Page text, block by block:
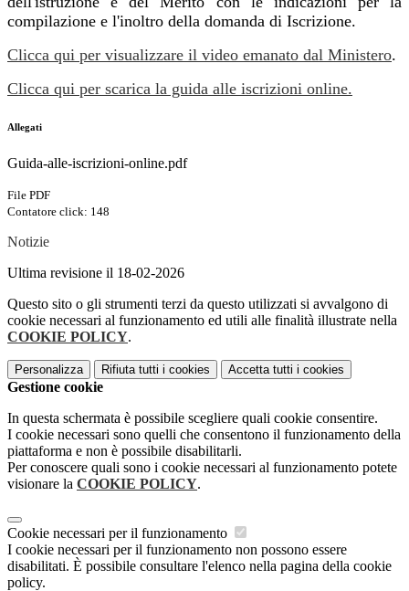
compilazione e l'inoltro della domanda di Iscrizione.
Clicca qui per visualizzare il video emanato dal Ministero.
Clicca qui per scarica la guida alle iscrizioni online.
Allegati
Guida-alle-iscrizioni-online.pdf
File PDF
Contatore click: 148
Notizie
Ultima revisione il 18-02-2026
Questo sito o gli strumenti terzi da questo utilizzati si avvalgono di
cookie necessari al funzionamento ed utili alle finalità illustrate nella
COOKIE POLICY.
Personalizza Rifiuta tutti i cookies Accetta tutti i cookies
Gestione cookie
In questa schermata è possibile scegliere quali cookie consentire.
I cookie necessari sono quelli che consentono il funzionamento della
piattaforma e non è possibile disabilitarli.
Per conoscere quali sono i cookie necessari al funzionamento potete
visionare la COOKIE POLICY.
Cookie necessari per il funzionamento
I cookie necessari per il funzionamento non possono essere
disabilitati. È possibile consultare l'elenco nella pagina della cookie
policy.